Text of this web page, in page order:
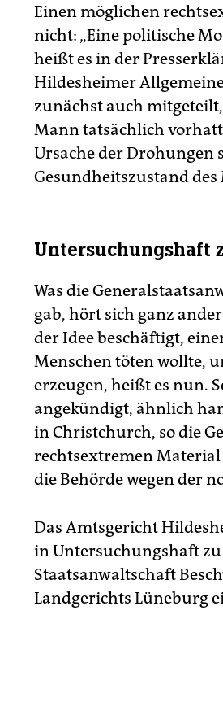
Einen möglichen
nicht: „Eine politische
heißt es in der
Hildesheimer
zunächst auch
Mann tatsächlich
Ursache der Drohungen
Gesundheitszustand des
Untersuchungshaft
Was die
gab, hört sich ganz
der Idee beschäftigt,
Menschen töten wollte,
erzeugen, heißt es nun.
angekündigt, ähnlich
in Christchurch, so die
rechtsextremen
die Behörde wegen der
Das Amtsgericht
in Untersuchungshaft
Staatsanwaltschaft
Landgerichts Lüneburg